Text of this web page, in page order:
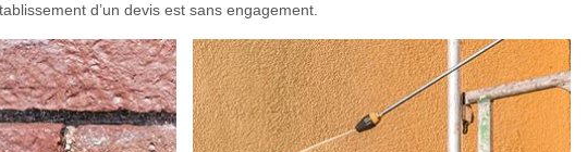
d’un devis est sans engagement.